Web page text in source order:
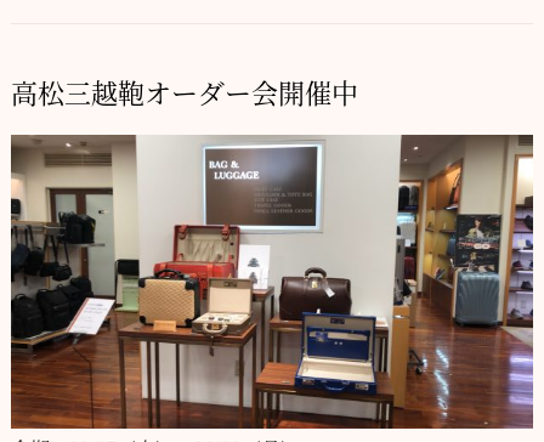
高松三越鞄オーダー会開催中